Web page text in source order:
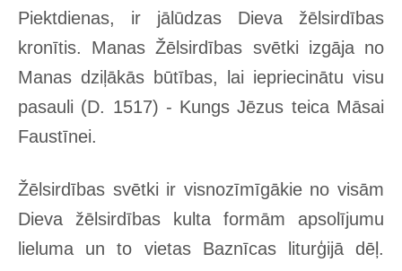
Piektdienas, ir jālūdzas Dieva žēlsirdības
kronītis. Manas Žēlsirdības svētki izgāja no
Manas dziļākās būtības, lai iepriecinātu visu
pasauli (D. 1517) - Kungs Jēzus teica Māsai
Faustīnei.
Žēlsirdības svētki ir visnozīmīgākie no visām
Dieva žēlsirdības kulta formām apsolījumu
lieluma un to vietas Baznīcas liturģijā dēļ.